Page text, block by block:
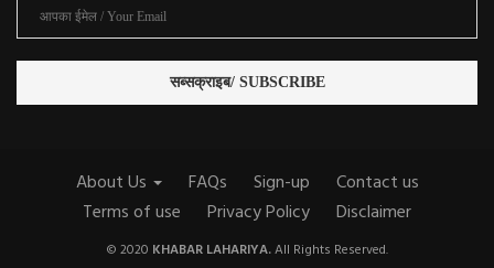
About Us FAQs Sign-up
Contact us
Terms of use
Privacy Policy Disclaimer
© 2020 KHABAR LAHARIYA.All Rights Reserved.